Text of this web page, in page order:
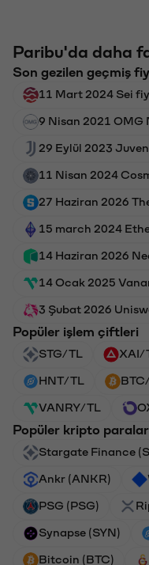
Paribu'da daha
Son gezilen geçmiş
11 Mart 2024 Sei
9 Nisan 2021 OMG
29 Eylül 2023
11 Nisan 2024
27 Haziran 2026
15 march 2024
14 Haziran 2026
14 Ocak 2025
3 Şubat 2026
Popüler işlem çiftleri
STG/TL XAI/
HNT/TL
VANRY/TL
Popüler kripto paralar
Stargate Finance
Ankr (ANKR)
PSG (PSG)
Synapse (SYN)
Bitcoin (BTC)